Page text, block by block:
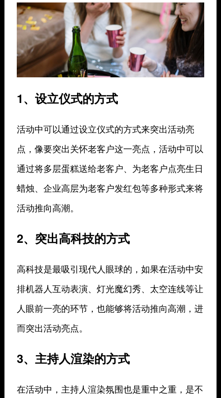
1、设立仪式的方式
活动中可以通过设立仪式的方式来突出活动亮
点，像要突出关怀老客户这一亮点，活动中可以
通过将多层蛋糕送给老客户、为老客户点亮生日
蜡烛、企业高层为老客户发红包等多种形式来将
活动推向高潮。
2、突出高科技的方式
高科技是最吸引现代人眼球的，如果在活动中安
排机器人互动表演、灯光魔幻秀、太空连线等让
人眼前一亮的环节，也能够将活动推向高潮，进
而突出活动亮点。
3、主持人渲染的方式
在活动中，主持人渲染氛围也是重中之重，是不